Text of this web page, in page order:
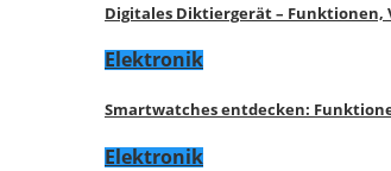
Digitales Diktiergerät –
Elektronik
Smartwatches entdecken:
Elektronik